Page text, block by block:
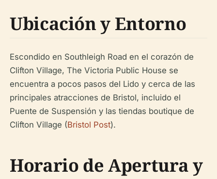
Ubicación y Entorno
Escondido en Southleigh Road en el corazón de
Clifton Village, The Victoria Public House se
encuentra a pocos pasos del Lido y cerca de las
principales atracciones de Bristol, incluido el
Puente de Suspensión y las tiendas boutique de
Clifton Village (Bristol Post).
Horario de Apertura y